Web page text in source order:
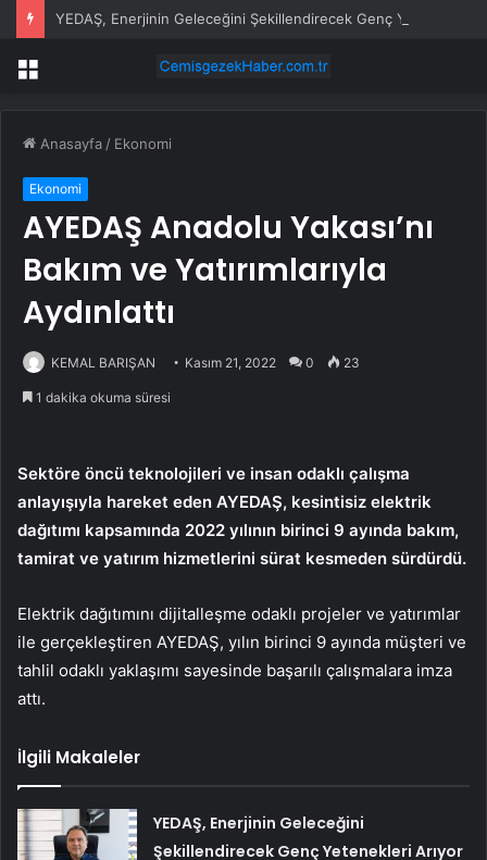
Menü
Anasayfa / Ekonomi
Ekonomi
AYEDAŞ Anadolu Yakası’nı
Bakım ve Yatırımlarıyla
Aydınlattı
KEMAL BARIŞAN Kasım 21, 2022 0 23
1 dakika okuma süresi
Sektöre öncü teknolojileri ve insan odaklı çalışma
anlayışıyla hareket eden AYEDAŞ, kesintisiz elektrik
dağıtımı kapsamında 2022 yılının birinci 9 ayında bakım,
tamirat ve yatırım hizmetlerini sürat kesmeden sürdürdü.
Elektrik dağıtımını dijitalleşme odaklı projeler ve yatırımlar
ile gerçekleştiren AYEDAŞ, yılın birinci 9 ayında müşteri ve
tahlil odaklı yaklaşımı sayesinde başarılı çalışmalara imza
attı.
İlgili Makaleler
YEDAŞ, Enerjinin Geleceğini
Şekillendirecek Genç Yetenekleri Arıyor